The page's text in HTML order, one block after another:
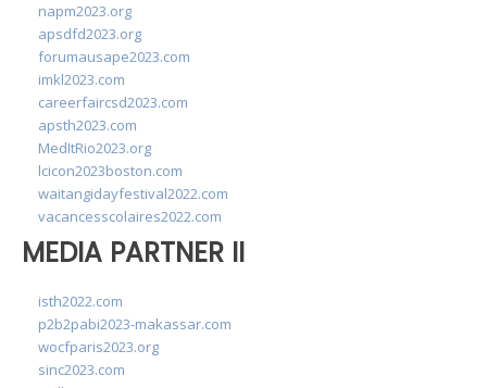
napm2023.org
apsdfd2023.org
forumausape2023.com
imkl2023.com
careerfaircsd2023.com
apsth2023.com
MedItRio2023.org
lcicon2023boston.com
waitangidayfestival2022.com
vacancesscolaires2022.com
MEDIA PARTNER II
isth2022.com
p2b2pabi2023-makassar.com
wocfparis2023.org
sinc2023.com